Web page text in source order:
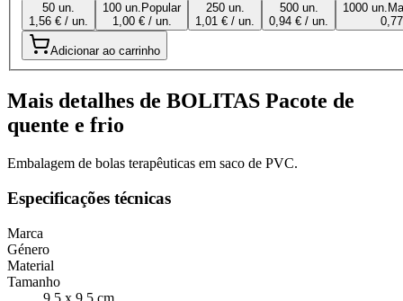
50 un.
1,56 € / un.
100 un. Popular
1,00 € / un.
250 un.
1,01 € / un.
500 un.
0,94 € / un.
1000 un.
Adicionar ao carrinho
Mais detalhes de BOLITAS Pacote de
quente e frio
Embalagem de bolas terapêuticas em saco de PVC.
Especificações técnicas
Marca
Género
Material
Tamanho
9,5 x 9,5 cm